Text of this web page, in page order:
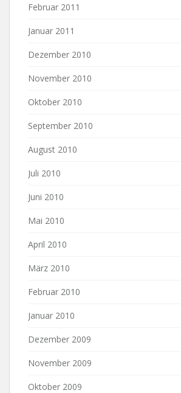
Februar 2011
Januar 2011
Dezember 2010
November 2010
Oktober 2010
September 2010
August 2010
Juli 2010
Juni 2010
Mai 2010
April 2010
März 2010
Februar 2010
Januar 2010
Dezember 2009
November 2009
Oktober 2009